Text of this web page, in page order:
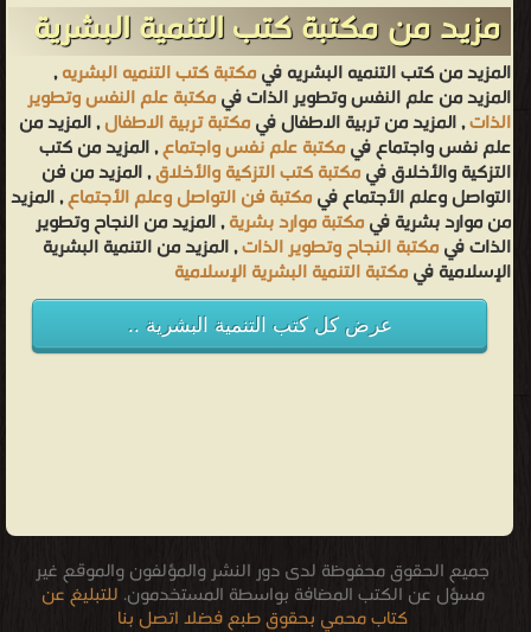
مزيد من مكتبة كتب التنمية البشرية
المزيد من كتب التنميه البشريه فيمكتبة كتب التنميه البشريه,
المزيد من علم النفس وتطوير الذات فيمكتبة علم النفس وتطوير
الذات, المزيد من تربية الاطفال فيمكتبة تربية الاطفال, المزيد من
علم نفس واجتماع فيمكتبة علم نفس واجتماع, المزيد من كتب
التزكية والأخلاق فيمكتبة كتب التزكية والأخلاق, المزيد من فن
التواصل وعلم الأجتماع فيمكتبة فن التواصل وعلم الأجتماع, المزيد
من موارد بشرية فيمكتبة موارد بشرية, المزيد من النجاح وتطوير
الذات فيمكتبة النجاح وتطوير الذات, المزيد من التنمية البشرية
الإسلامية فيمكتبة التنمية البشرية الإسلامية
عرض كل كتب التنمية البشرية ..
جميع الحقوق محفوظة لدى دور النشر والمؤلفون والموقع غير
مسؤل عن الكتب المضافة بواسطة المستخدمون. للتبليغ عن
كتاب محمي بحقوق طبع فضلا اتصل بنا